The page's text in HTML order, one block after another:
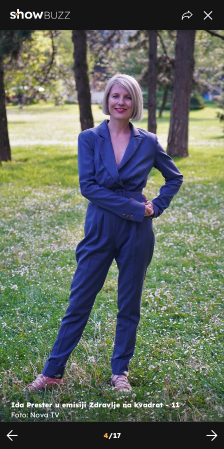
Ida Prester u emisiji Zdravlje na kvadrat - 11
Foto: Nova TV
4/17